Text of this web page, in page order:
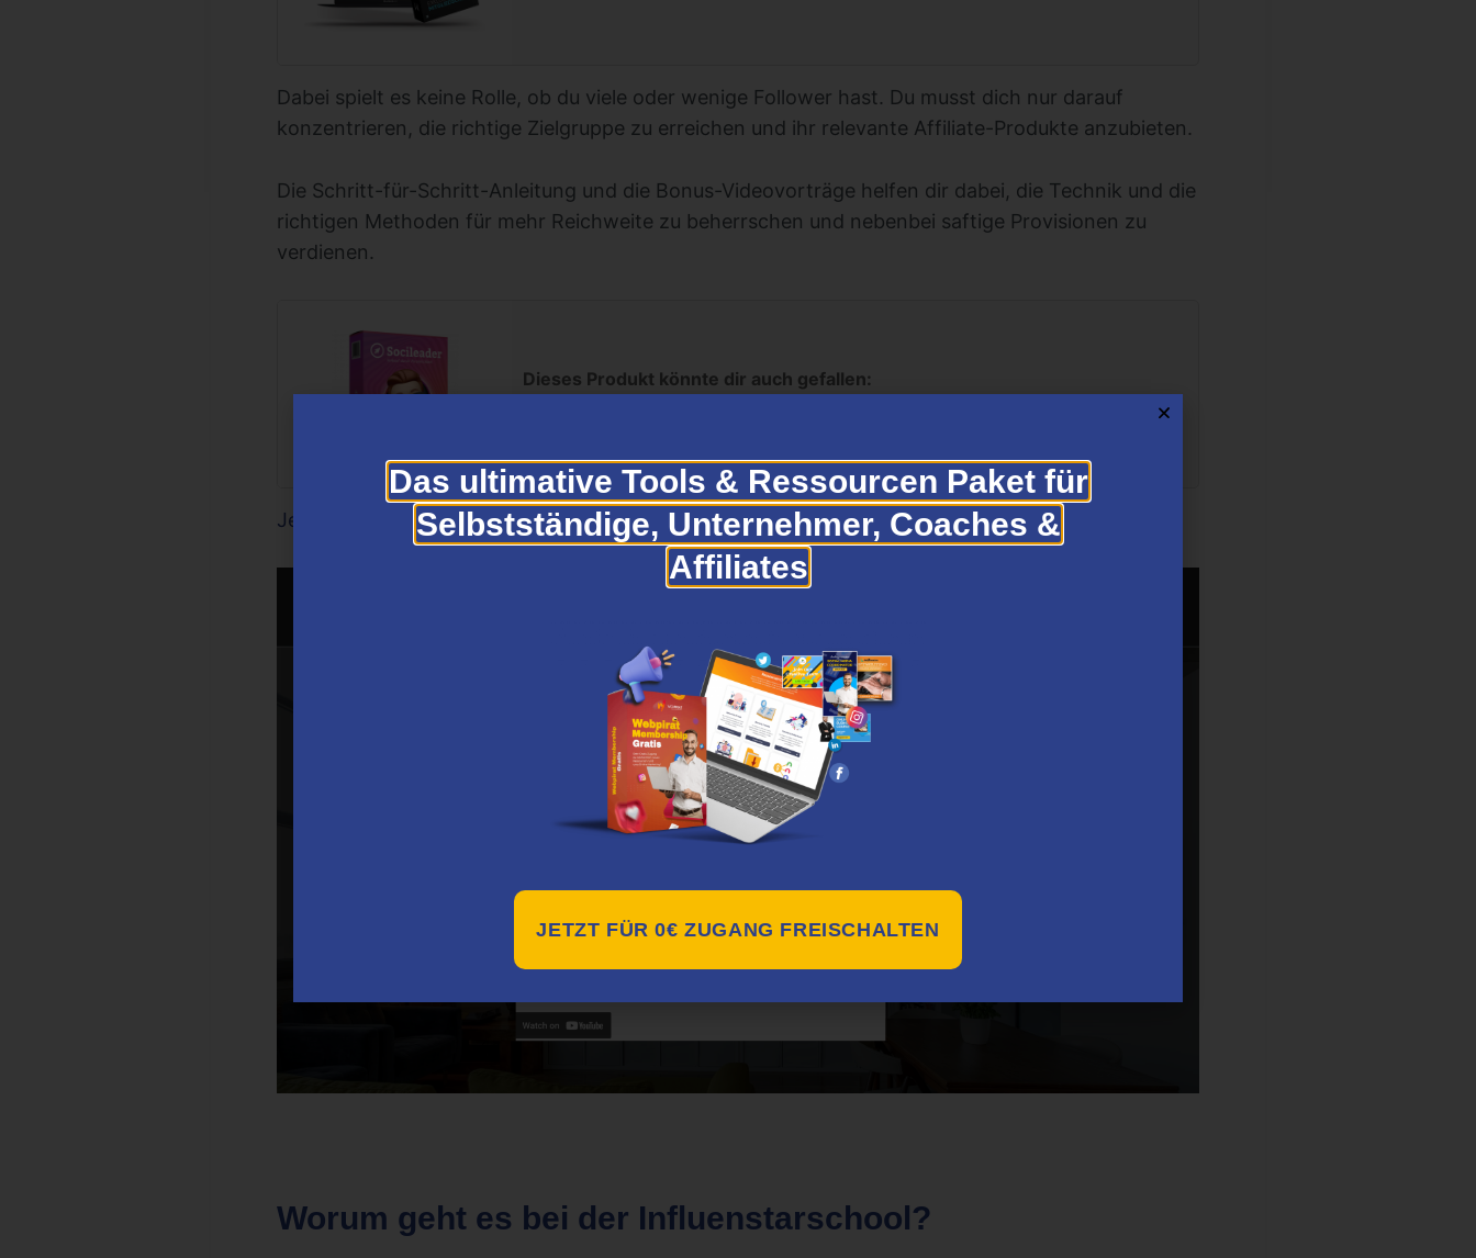
Dabei spielt es keine Rolle, ob du viele oder wenige Follower hast. Du musst dich nur darauf
konzentrieren, die richtige Zielgruppe zu erreichen und ihr relevante Affiliate-Produkte anzubieten.
Die Schritt-für-Schritt-Anleitung und die Bonus-Videovorträge helfen dir dabei, die Technik und die
richtigen Methoden für mehr Reichweite zu beherrschen und nebenbei saftige Provisionen zu
verdienen.
Dieses Produkt könnte dir auch gefallen:
Jetzt anmelden und loslegen!
Worum geht es bei der Influenstarschool?
Das ultimative Tools & Ressourcen Paket für
Selbstständige, Unternehmer, Coaches &
Affiliates
JETZT FÜR 0€ ZUGANG FREISCHALTEN